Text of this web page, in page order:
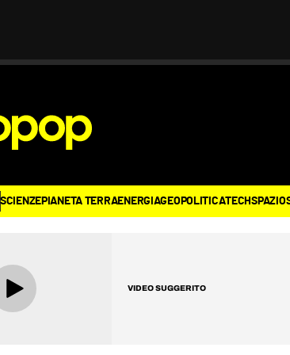
SCIENZEPIANETA TERRAENERGIAGEOPOLITICATECHSPAZIO
VIDEO SUGGERITO